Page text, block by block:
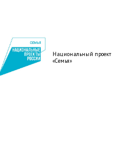
Национальный проект
«Семья»